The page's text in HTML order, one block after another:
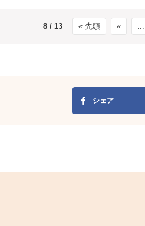
8 / 13 « 先頭 «
シェア